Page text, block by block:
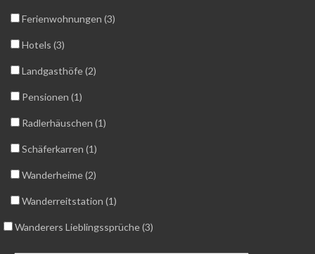
Ferienwohnungen (3)
Hotels (3)
Landgasthöfe (2)
Pensionen (1)
Radlerhäuschen (1)
Schäferkarren (1)
Wanderheime (2)
Wanderreitstation (1)
Wanderers Lieblingssprüche (3)